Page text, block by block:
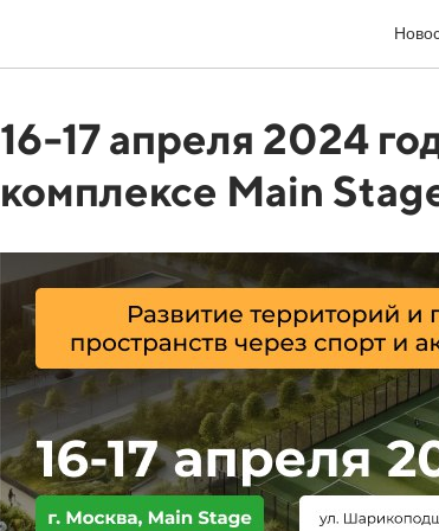
16-17 апреля 2024
комплексе Main